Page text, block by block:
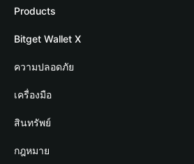
เกี่ยวกับ Bitget Wallet
Blog
Academy
ข่าวสารด้านคริปโต
ศูนย์ช่วยเหลือ
ติดต่อเรา
Products
Crypto Card
Stablecoin Earn
Payfi Crypto
Crypto Swap API
Altcoin Season Index
Bitget Wallet X
นักพัฒนา
เชื่อมต่อ Wallet
Bitget Wallet Pay
ลิสต์โปรเจกต์
ความปลอดภัย
Protection Fund
เทคโนโลยีความปลอดภัย
เครื่องมือ
ซื้อคริปโต
การตรวจจับการอนุญาต
สินทรัพย์
Arbitrum
กฎหมาย